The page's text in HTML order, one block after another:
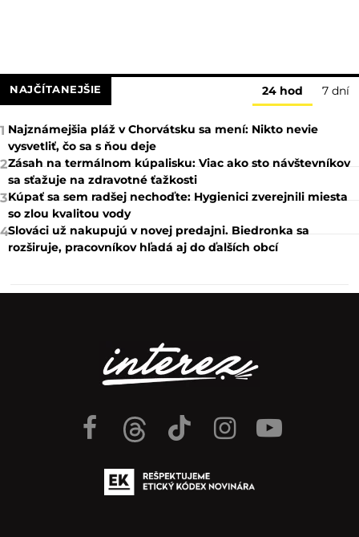
NAJČÍTANEJŠIE 24 hod 7 dní
1 Najznámejšia pláž v Chorvátsku sa mení: Nikto nevie
vysvetliť, čo sa s ňou deje
2Zásah na termálnom kúpalisku: Viac ako sto návštevníkov
sa sťažuje na zdravotné ťažkosti
3Kúpať sa sem radšej nechoďte: Hygienici zverejnili miesta
so zlou kvalitou vody
4Slováci už nakupujú v novej predajni. Biedronka sa
rozširuje, pracovníkov hľadá aj do ďalších obcí